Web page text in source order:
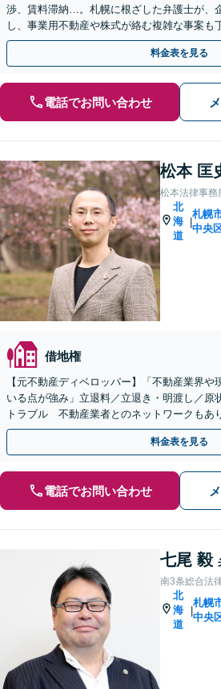
渉、賃料滞納…。札幌に根ざした弁護士が、
し、事業用不動産や株式が絡む複雑な事案も
料金表を見る
電話でお問い合わせ
松本 匡
松本法律事務
北
海
道
|
札幌
中央
借地権
【元不動産ディベロッパー】「不動産業界や
いる点が強み」立退料／立退き・明渡し／原
トラブル 不動産業者とのネットワークもあ
宅建資格保有【オンライン相談可】【休日夜
料金表を見る
電話でお問い合わせ
七尾 毅
南3条総合法
北
海
道
|
札幌
中央